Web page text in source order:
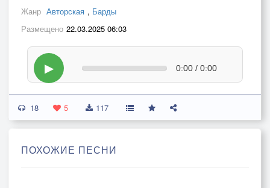
Жанр Авторская , Барды
Размещено 22.03.2025 06:03
▶ 0:00 / 0:00
18 5 117
ПОХОЖИЕ ПЕСНИ